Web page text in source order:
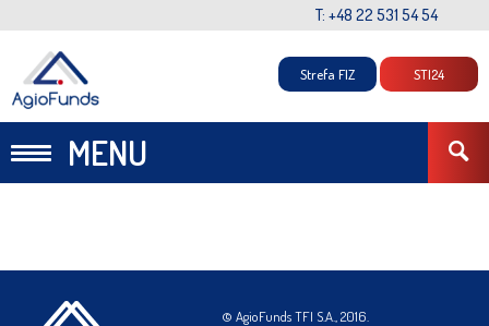
T: +48 22 531 54 54
MENU
Strefa FIZ STI24
© AgioFunds TFI S.A., 2016.